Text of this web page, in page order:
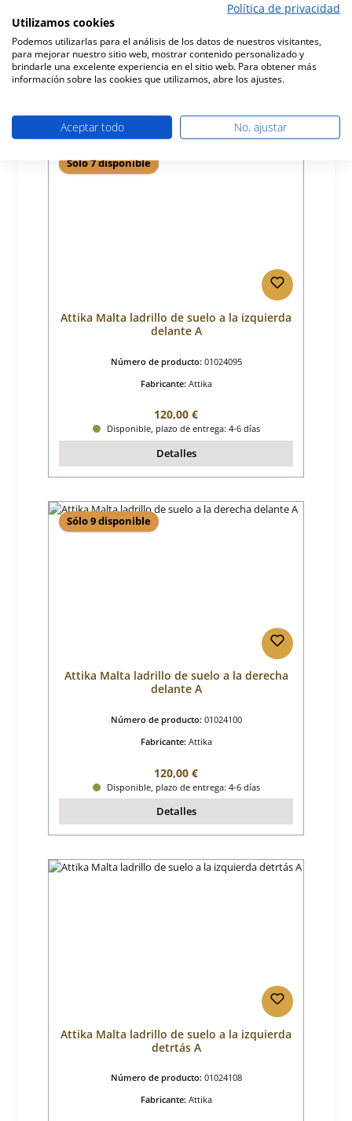
01024708
Precio normal:
70,17 €
Disponible, plazo de entrega: 4-6 días
Sólo 7 disponible
Attika Malta ladrillo de suelo a la izquierda
delante A
Número de producto: 01024095
Fabricante: Attika
Precio normal:
120,00 €
Disponible, plazo de entrega: 4-6 días
Detalles
Sólo 9 disponible
Attika Malta ladrillo de suelo a la derecha
delante A
Número de producto: 01024100
Fabricante: Attika
Precio normal:
120,00 €
Disponible, plazo de entrega: 4-6 días
Detalles
Attika Malta ladrillo de suelo a la izquierda
detrtás A
Número de producto: 01024108
Fabricante: Attika
Política de privacidad
Utilizamos cookies
Podemos utilizarlas para el análisis de los datos de nuestros visitantes,
para mejorar nuestro sitio web, mostrar contenido personalizado y
brindarle una excelente experiencia en el sitio web. Para obtener más
información sobre las cookies que utilizamos, abre los ajustes.
Aceptar todo No, ajustar